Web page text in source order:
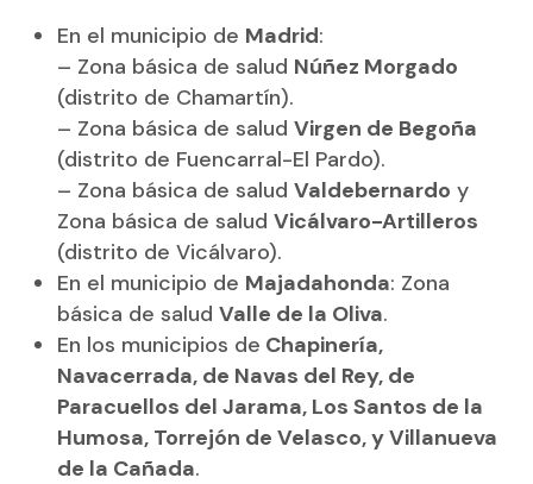
En el municipio de Madrid:
– Zona básica de salud Núñez Morgado
(distrito de Chamartín).
– Zona básica de salud Virgen de Begoña
(distrito de Fuencarral-El Pardo).
– Zona básica de salud Valdebernardo y
Zona básica de salud Vicálvaro-Artilleros
(distrito de Vicálvaro).
En el municipio de Majadahonda: Zona
básica de salud Valle de la Oliva.
En los municipios de Chapinería,
Navacerrada, de Navas del Rey, de
Paracuellos del Jarama, Los Santos de la
Humosa, Torrejón de Velasco, y Villanueva
de la Cañada.